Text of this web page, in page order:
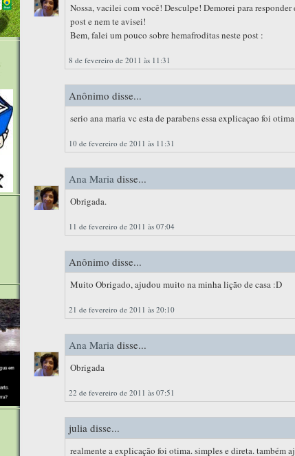
Nossa, vacilei com você! Desculpe! Demorei para
post e nem te avisei!
Bem, falei um pouco sobre hemafroditas neste post :
8 de fevereiro de 2011 às 11:31
Anônimo disse...
serio ana maria vc esta de parabens essa explicaçao foi otima
10 de fevereiro de 2011 às 11:31
Ana Maria disse...
Obrigada.
11 de fevereiro de 2011 às 07:04
Anônimo disse...
Muito Obrigado, ajudou muito na minha lição de casa :D
21 de fevereiro de 2011 às 20:10
Ana Maria disse...
Obrigada
22 de fevereiro de 2011 às 07:51
julia disse...
realmente a explicação foi otima. simples e direta. também